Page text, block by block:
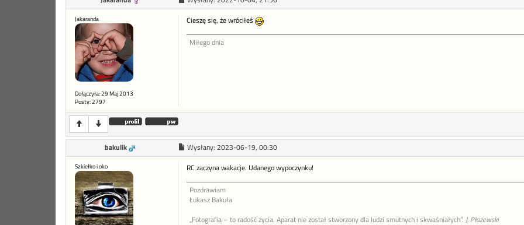
Jakaranda
Dołączyła: 29 Maj 2013
Posty: 2797
Cieszę się, że wróciłeś
Miłego dnia
bakulik Wysłany: 2023-06-19, 00:30
Szkiełko i oko RC zaczyna wakacje. Udanego wypoczynku!
Pozdrawiam
Łukasz Bakuła
„Fotografia – to radość życia. Aparat nie został stworzony dla ludzi smutnych i skwaśniałych”. J. Płażewski